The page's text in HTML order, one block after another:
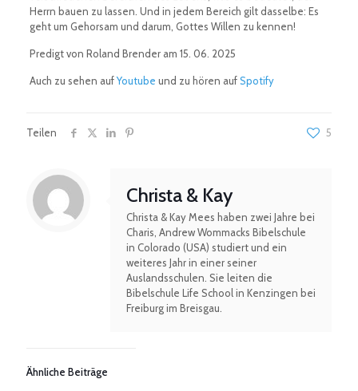
Herrn bauen zu lassen. Und in jedem Bereich gilt dasselbe: Es
geht um Gehorsam und darum, Gottes Willen zu kennen!
Predigt von Roland Brender am 15. 06. 2025
Auch zu sehen aufYoutube und zu hören aufSpotify
Teilen 5
Christa & Kay
Christa & Kay Mees haben zwei Jahre bei
Charis, Andrew Wommacks Bibelschule
in Colorado (USA) studiert und ein
weiteres Jahr in einer seiner
Auslandsschulen. Sie leiten die
Bibelschule Life School in Kenzingen bei
Freiburg im Breisgau.
Ähnliche Beiträge